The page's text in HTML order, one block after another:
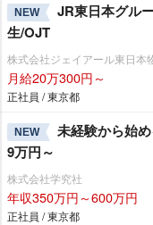
NEW
JR東日本グル
生/OJT
株式会社ジェイアール東日本
月給20万300円～
正社員 / 東京都
NEW
未経験から始
9万円～
株式会社学究社
年収350万円～600万円
正社員 / 東京都